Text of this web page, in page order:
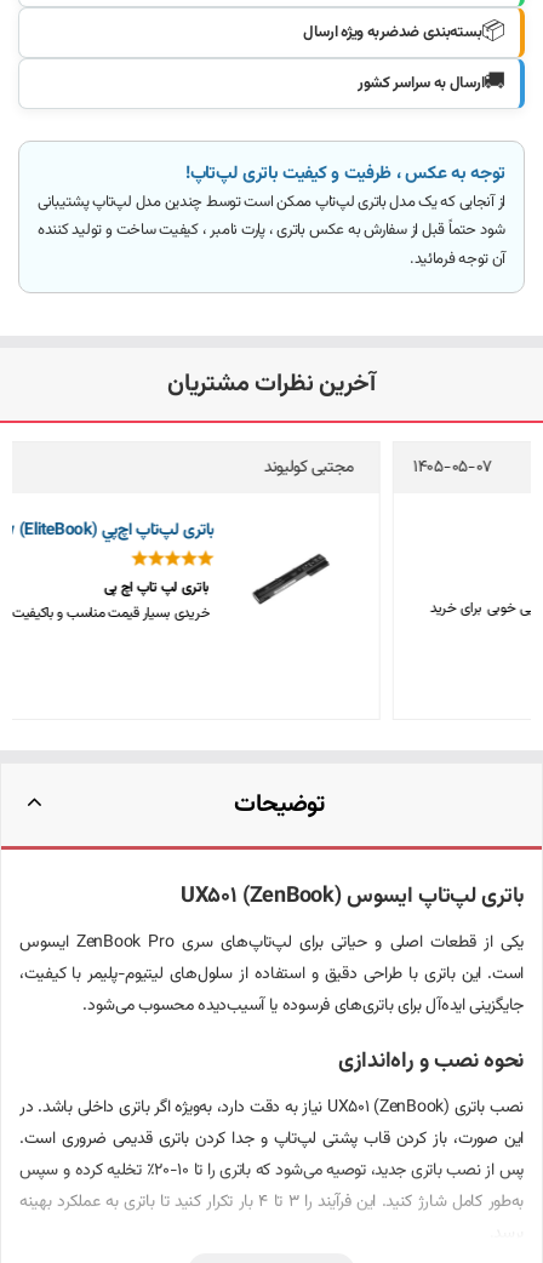
📦بسته‌بندی ضدضربه ویژه ارسال
🚚ارسال به سراسر کشور
توجه به عکس ، ظرفیت و کیفیت باتری لپ‌تاپ!
از آنجایی که یک مدل باتری لپ‌تاپ ممکن است توسط چندین مدل لپ‌تاپ پشتیبانی
شود حتماً قبل از سفارش به عکس باتری ، پارت نامبر ، کیفیت ساخت و تولید کننده
آن توجه فرمائید.
آخرین نظرات مشتریان
مجتبی کولیوند
باتری لپ تاپ اچ پی
خریدی بسیار قیمت مناسب و باکیفیت، متشکرم
توضیحات
باتری لپ‌تاپ ایسوس UX501 (ZenBook)
یکی از قطعات اصلی و حیاتی برای لپ‌تاپ‌های سری ZenBook Pro ایسوس
است. این باتری با طراحی دقیق و استفاده از سلول‌های لیتیوم-پلیمر با کیفیت،
جایگزینی ایده‌آل برای باتری‌های فرسوده یا آسیب‌دیده محسوب می‌شود.
نحوه نصب و راه‌اندازی
نصب باتری UX501 (ZenBook) نیاز به دقت دارد، به‌ویژه اگر باتری داخلی باشد. در
این صورت، باز کردن قاب پشتی لپ‌تاپ و جدا کردن باتری قدیمی ضروری است.
پس از نصب باتری جدید، توصیه می‌شود که باتری را تا 10-20٪ تخلیه کرده و سپس
به‌طور کامل شارژ کنید. این فرآیند را 3 تا 4 بار تکرار کنید تا باتری به عملکرد بهینه